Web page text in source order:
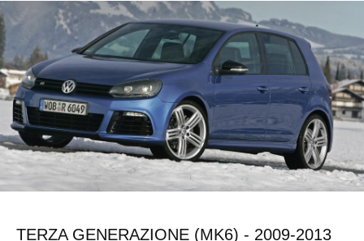
TERZA GENERAZIONE (MK6) - 2009-2013